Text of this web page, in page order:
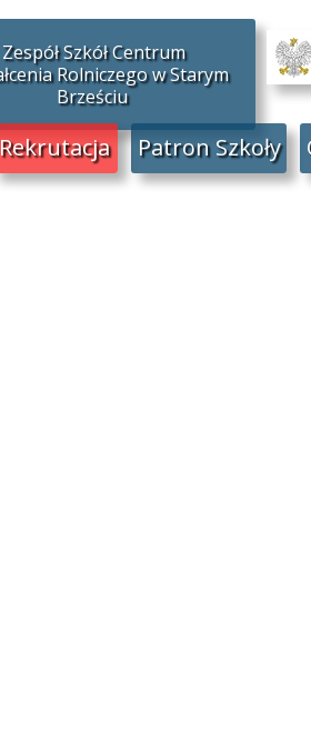
Rekrutacja Patron Szkoły
Zespół Szkół Centrum
Rolniczego w Starym
Brześciu